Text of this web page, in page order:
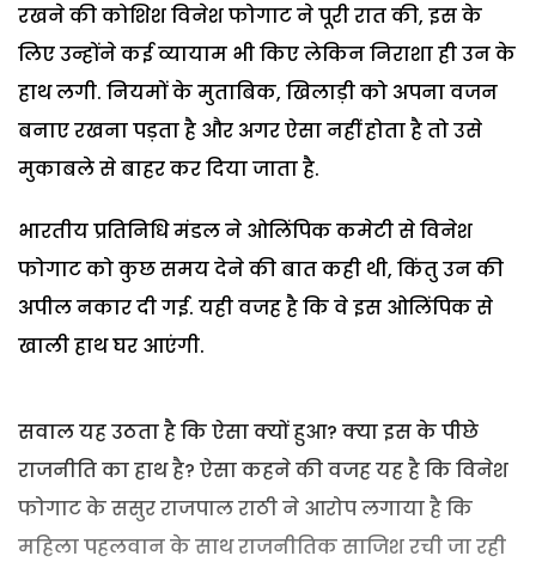
रखने की कोशिश विनेश फोगाट ने पूरी रात की, इस के
लिए उन्होंने कई व्यायाम भी किए लेकिन निराशा ही उन के
हाथ लगी. नियमों के मुताबिक, खिलाड़ी को अपना वजन
बनाए रखना पड़ता है और अगर ऐसा नहीं होता है तो उसे
मुकाबले से बाहर कर दिया जाता है.
भारतीय प्रतिनिधि मंडल ने ओलिंपिक कमेटी से विनेश
फोगाट को कुछ समय देने की बात कही थी, किंतु उन की
अपील नकार दी गई. यही वजह है कि वे इस ओलिंपिक से
खाली हाथ घर आएंगी.
सवाल यह उठता है कि ऐसा क्यों हुआ? क्या इस के पीछे
राजनीति का हाथ है? ऐसा कहने की वजह यह है कि विनेश
फोगाट के ससुर राजपाल राठी ने आरोप लगाया है कि
महिला पहलवान के साथ राजनीतिक साजिश रची जा रही